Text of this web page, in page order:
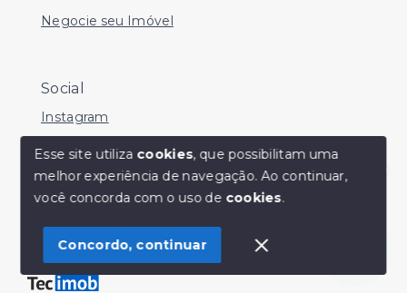
Olá! Estamos disponíveis para te ajudar.
Negocie seu Imóvel
Social
Instagram
Facebook
Youtube
© Copyright 2026 - Sérgio Silveira Imóveis - Todos os
direitos reservados
Esse site utiliza cookies, que possibilitam uma
melhor experiência de navegação.Ao continuar,
você concorda com o uso de cookies.
Concordo, continuar